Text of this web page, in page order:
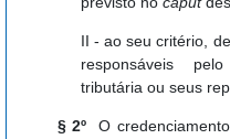
II - ao seu critério,
responsáveis
tributária ou seus
§ 2º O